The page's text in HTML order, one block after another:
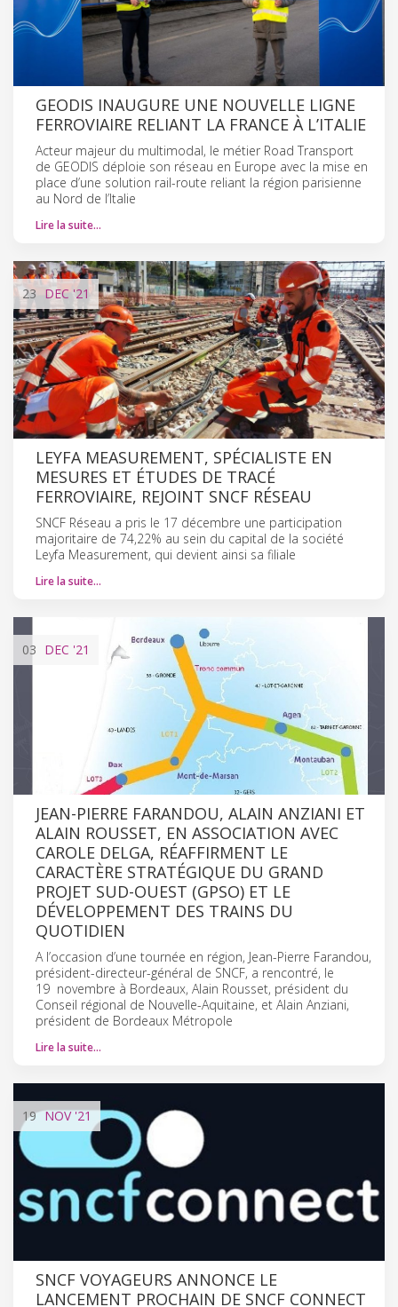
GEODIS INAUGURE UNE NOUVELLE LIGNE
FERROVIAIRE RELIANT LA FRANCE À L’ITALIE
Acteur majeur du multimodal, le métier Road Transport
de GEODIS déploie son réseau en Europe avec la mise en
place d’une solution rail-route reliant la région parisienne
au Nord de l’Italie
Lire la suite…
23 DEC'21
LEYFA MEASUREMENT, SPÉCIALISTE EN
MESURES ET ÉTUDES DE TRACÉ
FERROVIAIRE, REJOINT SNCF RÉSEAU
SNCF Réseau a pris le 17 décembre une participation
majoritaire de 74,22% au sein du capital de la société
Leyfa Measurement, qui devient ainsi sa filiale
Lire la suite…
03 DEC '21
JEAN-PIERRE FARANDOU, ALAIN ANZIANI ET
ALAIN ROUSSET, EN ASSOCIATION AVEC
CAROLE DELGA, RÉAFFIRMENT LE
CARACTÈRE STRATÉGIQUE DU GRAND
PROJET SUD-OUEST (GPSO) ET LE
DÉVELOPPEMENT DES TRAINS DU
QUOTIDIEN
A l’occasion d’une tournée en région, Jean-Pierre Farandou,
président-directeur-général de SNCF, a rencontré, le
19 novembre à Bordeaux, Alain Rousset, président du
Conseil régional de Nouvelle-Aquitaine, et Alain Anziani,
président de Bordeaux Métropole
Lire la suite…
19 NOV'21
SNCF VOYAGEURS ANNONCE LE
LANCEMENT PROCHAIN DE SNCF CONNECT